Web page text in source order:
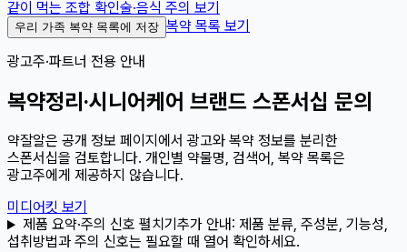
같이 먹는 조합 확인술·음식 주의 보기
우리 가족 복약 목록에 저장 복약 목록 보기
광고주·파트너 전용 안내
복약정리·시니어케어 브랜드 스폰서십 문의
약잘알은 공개 정보 페이지에서 광고와 복약 정보를 분리한
스폰서십을 검토합니다. 개인별 약물명, 검색어, 복약 목록은
광고주에게 제공하지 않습니다.
미디어킷 보기
제품 요약·주의 신호 펼치기 추가 안내: 제품 분류, 주성분, 기능성,
섭취방법과 주의 신호는 필요할 때 열어 확인하세요.